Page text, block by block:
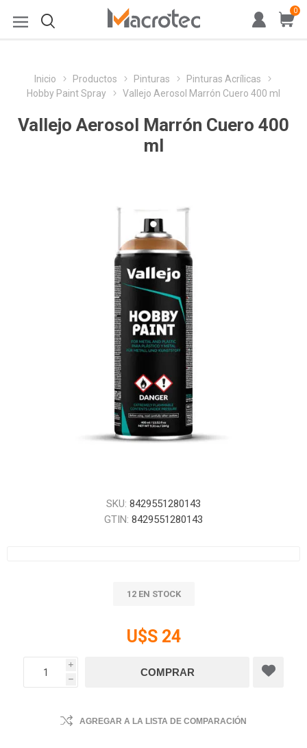
0
Inicio Productos Pinturas
Pinturas Acrílicas
Hobby Paint Spray
Vallejo Aerosol Marrón Cuero 400 ml
Vallejo Aerosol Marrón Cuero 400
ml
SKU: 8429551280143
GTIN: 8429551280143
12 EN STOCK
U$S 24
i
h
AGREGAR A LA LISTA DE COMPARACIÓN